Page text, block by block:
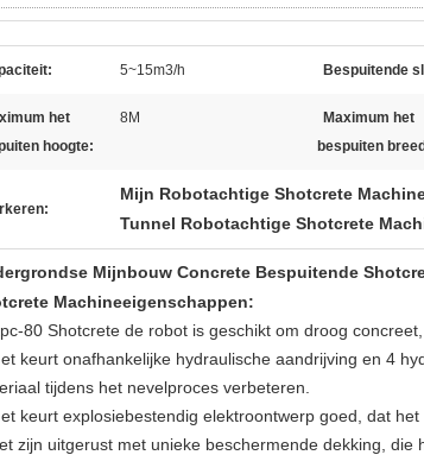
5~15m3/h Bespuitende
het
hoogte:
8M
Maximum het
bespuiten
Mijn Robotachtige Shotcrete
Tunnel Robotachtige Shotcrete
Mijnbouw Concrete Bespuitende
Machineeigenschappen:
80 Shotcrete de robot is geschikt om droog
keurt onafhankelijke hydraulische aandrijving en 4
tijdens het nevelproces verbeteren.
keurt explosiebestendig elektroontwerp goed, dat
zijn uitgerust met unieke beschermende dekking, die